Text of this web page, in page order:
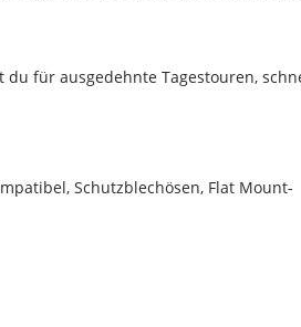
für ausgedehnte Tagestouren,
Schutzblechösen, Flat Mount-